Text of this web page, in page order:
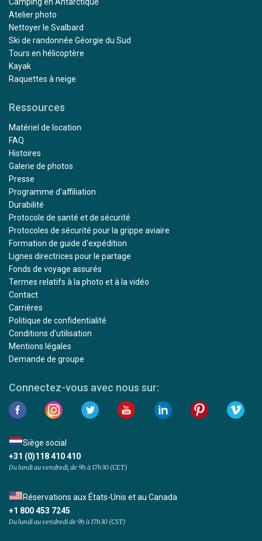
Atelier photo
Nettoyer le Svalbard
Ski de randonnée Géorgie du Sud
Tours en hélicoptère
Kayak
Raquettes à neige
Ressources
Matériel de location
FAQ
Histoires
Galerie de photos
Presse
Programme d'affiliation
Durabilité
Protocole de santé et de sécurité
Protocoles de sécurité pour la grippe aviaire
Formation de guide d'expédition
Lignes directrices pour le partage
Fonds de voyage assurés
Termes relatifs à la photo et à la vidéo
Contact
Carrières
Politique de confidentialité
Conditions d'utilisation
Mentions légales
Demande de groupe
Connectez-vous avec nous sur:
Siège social
+31 (0)118 410 410
Du lundi au vendredi, de 9h à 17h30 (CET)
Réservations aux États-Unis et au Canada
+1 800 453 7245
Du lundi au vendredi de 9h à 17h30 (CST)